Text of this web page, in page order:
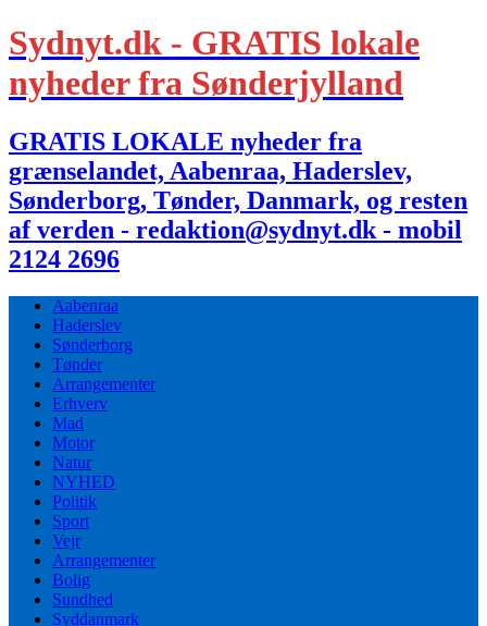
Sydnyt.dk - GRATIS lokale
nyheder fra Sønderjylland
GRATIS LOKALE nyheder fra
grænselandet, Aabenraa, Haderslev,
Sønderborg, Tønder, Danmark, og resten
af verden - redaktion@sydnyt.dk - mobil
2124 2696
Aabenraa
Haderslev
Sønderborg
Tønder
Arrangementer
Erhverv
Mad
Motor
Natur
NYHED
Politik
Sport
Vejr
Arrangementer
Bolig
Sundhed
Syddanmark